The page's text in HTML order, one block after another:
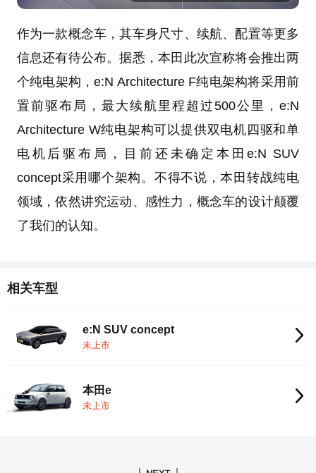
作为一款概念车，其车身尺寸、续航、配置等更多
信息还有待公布。据悉，本田此次宣称将会推出两
个纯电架构，e:N Architecture F纯电架构将采用前
置前驱布局，最大续航里程超过500公里，e:N
Architecture W纯电架构可以提供双电机四驱和单
电机后驱布局，目前还未确定本田e:N SUV
concept采用哪个架构。不得不说，本田转战纯电
领域，依然讲究运动、感性力，概念车的设计颠覆
了我们的认知。
相关车型
e:N SUV concept
未上市
本田e
未上市